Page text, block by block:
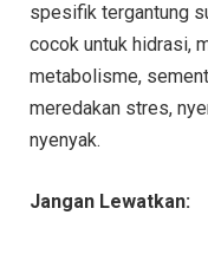
spesifik tergantung
cocok untuk hidrasi,
metabolisme,
meredakan stres,
nyenyak.
Jangan Lewatkan: